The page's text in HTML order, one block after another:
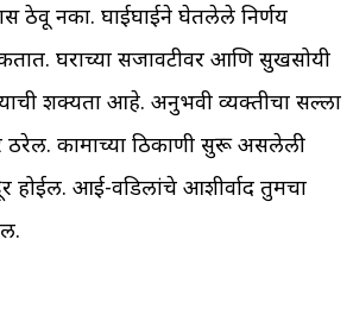
ठेवू नका. घाईघाईने घेतलेले निर्णय
घराच्या सजावटीवर आणि सुखसोयी
शक्यता आहे. अनुभवी व्यक्तीचा सल्ला
ठरेल. कामाच्या ठिकाणी सुरू असलेली
होईल. आई-वडिलांचे आशीर्वाद तुमचा